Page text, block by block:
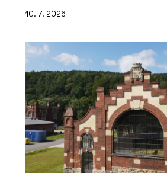
10. 7. 2026